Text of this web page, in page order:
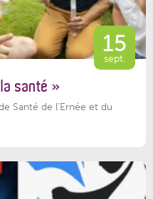
15
sept.
santé »
Santé de l’Ernée et du